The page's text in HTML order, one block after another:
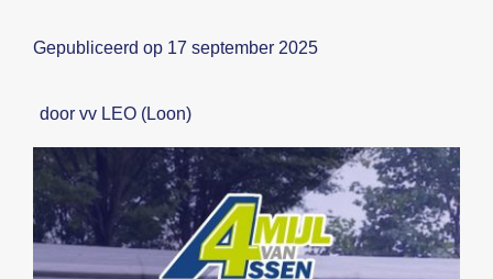
Nieuws
Activiteitenkalender
Beeldbank
Gepubliceerd op 17 september 2025
door vv LEO (Loon)